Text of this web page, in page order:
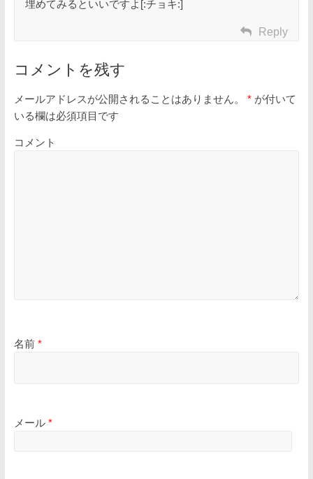
埋めてみるといいですよ[:チョキ:]
Reply
コメントを残す
メールアドレスが公開されることはありません。 *が付いて
いる欄は必須項目です
コメント
名前 *
メール *